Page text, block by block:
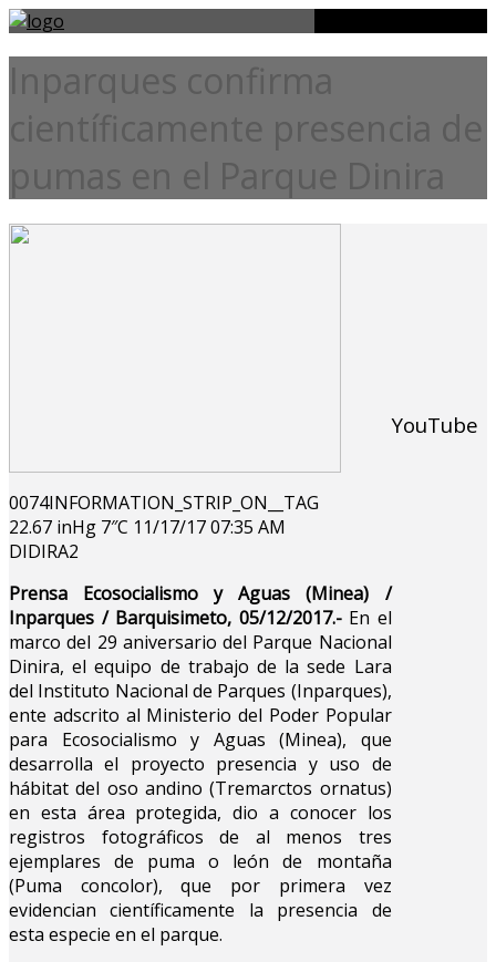
Inparques confirma
científicamente presencia de
pumas en el Parque Dinira
0074INFORMATION_STRIP_ON__TAG
22.67 inHg 7″C 11/17/17 07:35 AM
DIDIRA2
Prensa Ecosocialismo y Aguas (Minea) /
Inparques / Barquisimeto, 05/12/2017.- En el
marco del 29 aniversario del Parque Nacional
Dinira, el equipo de trabajo de la sede Lara
del Instituto Nacional de Parques (Inparques),
ente adscrito al Ministerio del Poder Popular
para Ecosocialismo y Aguas (Minea), que
desarrolla el proyecto presencia y uso de
hábitat del oso andino (Tremarctos ornatus)
en esta área protegida, dio a conocer los
registros fotográficos de al menos tres
ejemplares de puma o león de montaña
(Puma concolor), que por primera vez
evidencian científicamente la presencia de
esta especie en el parque.
YouTube